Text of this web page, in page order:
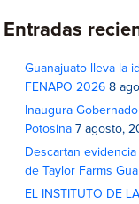
Entradas
Guanajuato lleva la
FENAPO 2026 8
Inaugura
Potosina 7 agosto,
Descartan
de Taylor Farms
EL INSTITUTO DE